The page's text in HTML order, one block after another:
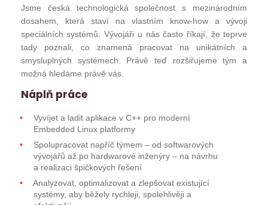
Jsme česká technologická společnost s mezinárodním
dosahem, která staví na vlastním know-how a vývoji
speciálních systémů. Vývojáři u nás často říkají, že teprve
tady poznali, co znamená pracovat na unikátních a
smysluplných systémech. Právě teď rozšiřujeme tým a
možná hledáme právě vás.
Náplň práce
Vyvíjet a ladit aplikace v C++ pro moderní
Embedded Linux platformy
Spolupracovat napříč týmem – od softwarových
vývojářů až po hardwarové inženýry – na návrhu
a realizaci špičkových řešení
Analyzovat, optimalizovat a zlepšovat existující
systémy, aby běžely rychleji, spolehlivěji a